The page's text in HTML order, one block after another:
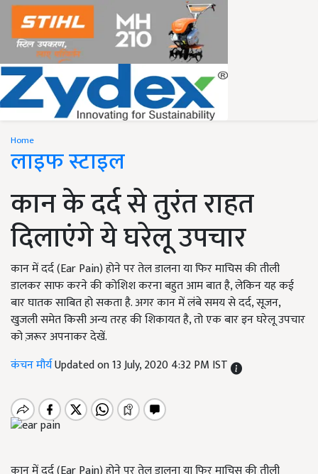
Home
लाइफ स्टाइल
कान के दर्द से तुरंत राहत
दिलाएंगे ये घरेलू उपचार
कान में दर्द (Ear Pain) होने पर तेल डालना या फिर माचिस की तीली
डालकर साफ करने की कोशिश करना बहुत आम बात है, लेकिन यह कई
बार घातक साबित हो सकता है. अगर कान में लंबे समय से दर्द, सूजन,
खुजली समेत किसी अन्य तरह की शिकायत है, तो एक बार इन घरेलू उपचार
को ज़रूर अपनाकर देखें.
कंचन मौर्यUpdated on 13 July, 2020 4:32 PM IST